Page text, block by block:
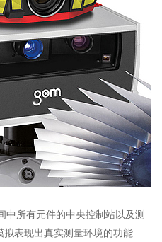
中所有元件的中央控制站以及测
表现出真实测量环境的功能